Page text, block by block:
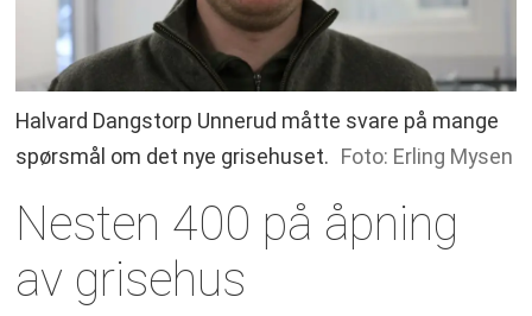
Halvard Dangstorp Unnerud måtte svare på mange
spørsmål om det nye grisehuset. Foto: Erling Mysen
Nesten 400 på åpning
av grisehus